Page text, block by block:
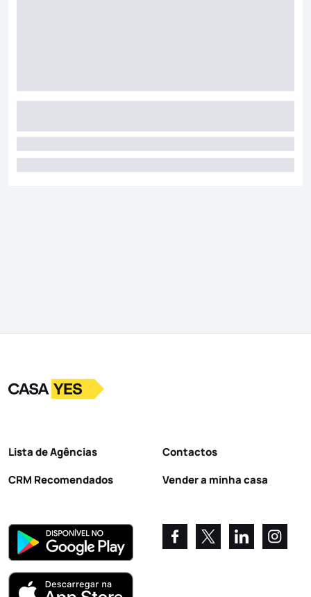
LogoIr para a homepage
Lista de Agências
CRM Recomendados
Contactos
Vender a minha casa